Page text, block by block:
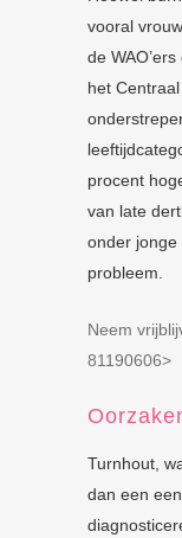
vooral
de
het
procent
van late
onder jonge
probleem.
Neem
81190606>
Turnhout,
dan een